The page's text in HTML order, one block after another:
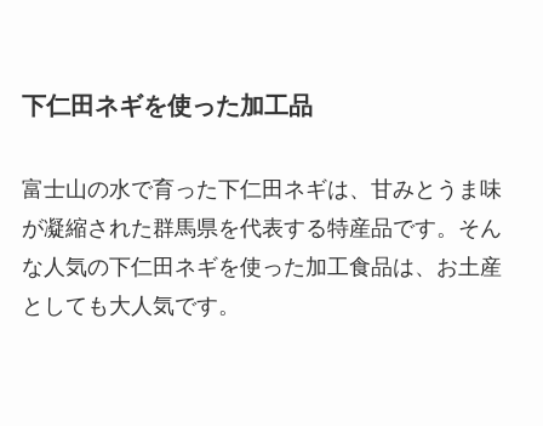
下仁田ネギを使った加工品
富士山の水で育った下仁田ネギは、甘みとうま味
が凝縮された群馬県を代表する特産品です。そん
な人気の下仁田ネギを使った加工食品は、お土産
としても大人気です。